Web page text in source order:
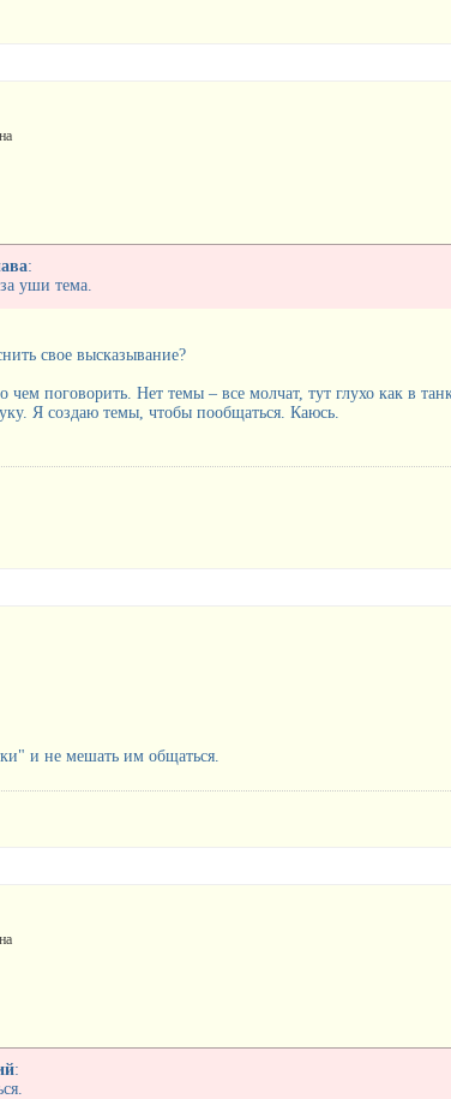
:
уши тема.
свое высказывание?
чем поговорить. Нет темы – все молчат, тут глухо как в
Я создаю темы, чтобы пообщаться. Каюсь.
и не мешать им общаться.
: